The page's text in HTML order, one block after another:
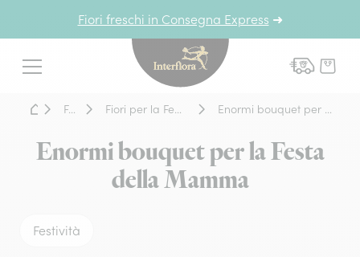
Fiori freschi in Consegna Express ➜
Menu
Interflora - fiori a
Home - Fiori a domicilio
Festività
Enormi bouquet per la Festa
della Mamma
Festività